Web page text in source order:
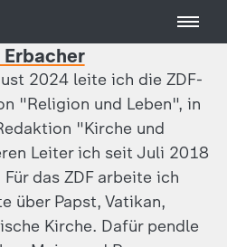
2024 leite ich die ZDF-
"Religion und Leben", in
"Kirche und
Leiter ich seit Juli 2018
das ZDF arbeite ich
über Papst, Vatikan,
Kirche. Dafür pendle